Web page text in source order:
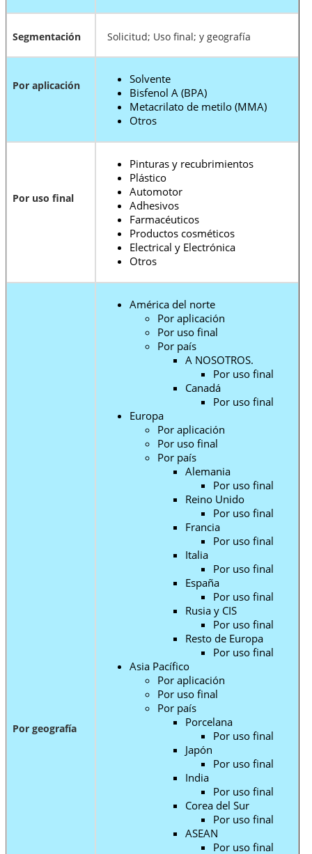
Segmentación Solicitud; Uso final; y geografía
Por aplicación
Solvente
Bisfenol A (BPA)
Metacrilato de metilo (MMA)
Otros
Por uso final
Pinturas y recubrimientos
Plástico
Automotor
Adhesivos
Farmacéuticos
Productos cosméticos
Electrical y Electrónica
Otros
Por geografía
América del norte
Por aplicación
Por uso final
Por país
A NOSOTROS.
Por uso final
Canadá
Por uso final
Europa
Por aplicación
Por uso final
Por país
Alemania
Por uso final
Reino Unido
Por uso final
Francia
Por uso final
Italia
Por uso final
España
Por uso final
Rusia y CIS
Por uso final
Resto de Europa
Por uso final
Asia Pacífico
Por aplicación
Por uso final
Por país
Porcelana
Por uso final
Japón
Por uso final
India
Por uso final
Corea del Sur
Por uso final
ASEAN
Por uso final